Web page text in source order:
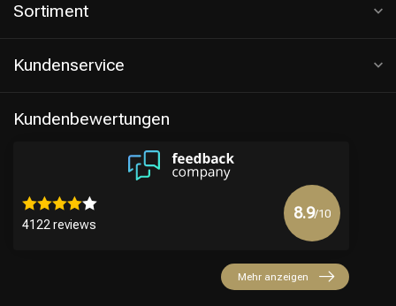
Sortiment
Kundenservice
Kundenbewertungen
4122 reviews
8.9/10
Mehr anzeigen